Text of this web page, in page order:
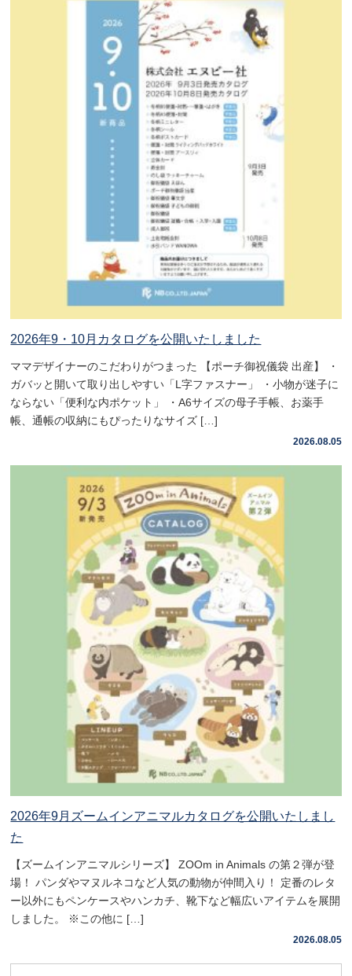
2026年9・10月カタログを公開いたしました
ママデザイナーのこだわりがつまった 【ポーチ御祝儀袋 出産】 ・
ガバッと開いて取り出しやすい「L字ファスナー」 ・小物が迷子に
ならない「便利な内ポケット」 ・A6サイズの母子手帳、お薬手
帳、通帳の収納にもぴったりなサイズ […]
2026.08.05
2026年9月ズームインアニマルカタログを公開いたしまし
た
【ズームインアニマルシリーズ】 ZOOm in Animals の第２弾が登
場！ パンダやマヌルネコなど人気の動物が仲間入り！ 定番のレタ
ー以外にもペンケースやハンカチ、靴下など幅広いアイテムを展開
しました。 ※この他に […]
2026.08.05